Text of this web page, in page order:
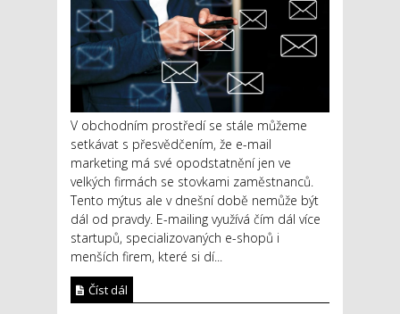
V obchodním prostředí se stále můžeme
setkávat s přesvědčením, že e-mail
marketing má své opodstatnění jen ve
velkých firmách se stovkami zaměstnanců.
Tento mýtus ale v dnešní době nemůže být
dál od pravdy. E-mailing využívá čím dál více
startupů, specializovaných e-shopů i
menších firem, které si dí...
Číst dál